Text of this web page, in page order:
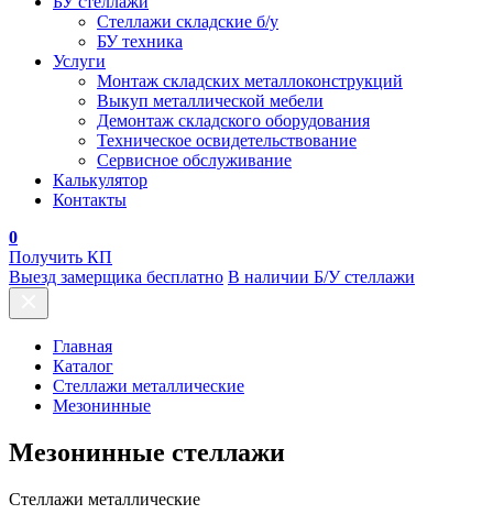
Стеллажи складские б/у
БУ техника
Услуги
Монтаж складских металлоконструкций
Выкуп металлической мебели
Демонтаж складского оборудования
Техническое освидетельствование
Сервисное обслуживание
Калькулятор
Контакты
0
Получить КП
Выезд замерщика бесплатно В наличии Б/У стеллажи
Главная
Каталог
Стеллажи металлические
Мезонинные
Мезонинные стеллажи
Стеллажи металлические